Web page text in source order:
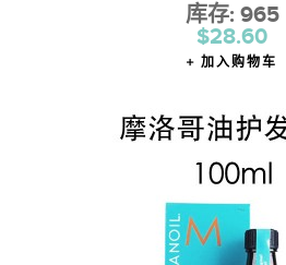
库存: 965
$28.60
加入购物车